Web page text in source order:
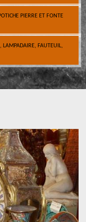
PIERRE ET FONTE
FAUTEUIL,